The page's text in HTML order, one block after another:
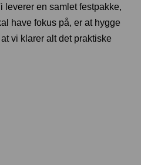
leverer en samlet festpakke,
have fokus på, er at hygge
vi klarer alt det praktiske